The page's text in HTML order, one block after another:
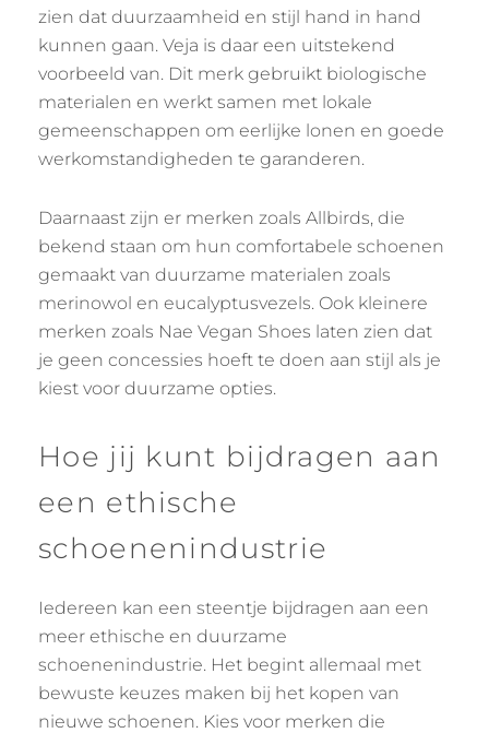
zien dat duurzaamheid en stijl hand in hand
kunnen gaan. Veja is daar een uitstekend
voorbeeld van. Dit merk gebruikt biologische
materialen en werkt samen met lokale
gemeenschappen om eerlijke lonen en goede
werkomstandigheden te garanderen.
Daarnaast zijn er merken zoals Allbirds, die
bekend staan om hun comfortabele schoenen
gemaakt van duurzame materialen zoals
merinowol en eucalyptusvezels. Ook kleinere
merken zoals Nae Vegan Shoes laten zien dat
je geen concessies hoeft te doen aan stijl als je
kiest voor duurzame opties.
Hoe jij kunt bijdragen aan
een ethische
schoenenindustrie
Iedereen kan een steentje bijdragen aan een
meer ethische en duurzame
schoenenindustrie. Het begint allemaal met
bewuste keuzes maken bij het kopen van
nieuwe schoenen. Kies voor merken die